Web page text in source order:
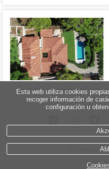
Esta web utiliza cookies
recoger información de
configuración u